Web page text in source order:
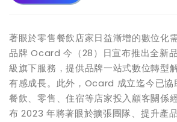
著眼於零售餐飲店家日益漸增的數位化
品牌 Ocard 今（28）日宣布推出全新
級旗下服務，提供品牌一站式數位轉型
有感成長。此外，Ocard 成立迄今已
餐飲、零售、住宿等店家投入顧客關係
布 2023 年將著眼於擴張團隊、提升產